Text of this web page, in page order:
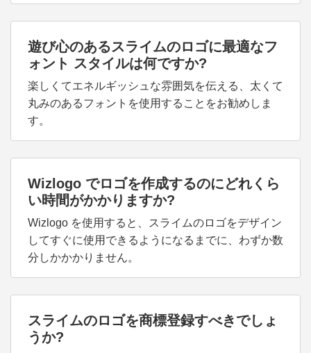
遊び心のあるスライムのロゴに最適なフ
ォント スタイルは何ですか?
楽しくてエネルギッシュな雰囲気を伝える、太くて
丸みのあるフォントを使用することをお勧めしま
す。
Wizlogo でロゴを作成するのにどれくら
い時間がかかりますか?
Wizlogo を使用すると、スライムのロゴをデザイン
してすぐに使用できるようになるまでに、わずか数
分しかかかりません。
スライムのロゴを商標登録すべきでしょ
うか?